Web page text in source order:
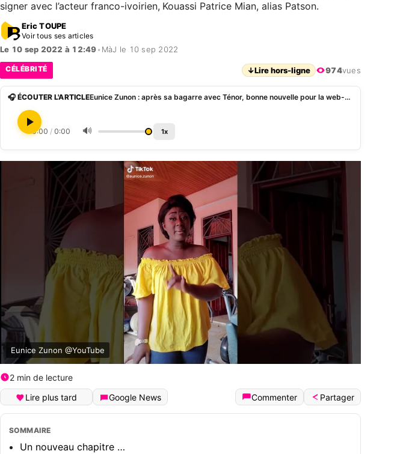
signer avec l’acteur franco-ivoirien, Kouassi Patrice Mian, alias Patson.
Eric TOUPE
Voir tous ses articles
Le 10 sep 2022 à 12:49• MàJ le 10 sep 2022
CÉLÉBRITÉ ↓Lire hors-ligne 974vues
🎧 ÉCOUTER L'ARTICLE Eunice Zunon : après sa bagarre avec Ténor, bonne nouvelle pour la web-humoriste ivoirienne
0:00 / 0:00 🔊 1x
Eunice Zunon @YouTube
2 min de lecture
Lire plus tard
Google News Commenter Partager
SOMMAIRE
Un nouveau chapitre …